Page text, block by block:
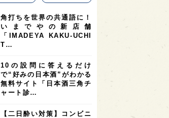
角打ちを世界の共通語に！
いまでやの新店舗
「IMADEYA KAKU-UCHI
T…
10の設問に答えるだけ
で“好みの日本酒”がわかる
無料サイト「日本酒三角チ
ャート診…
【二日酔い対策】コンビニ